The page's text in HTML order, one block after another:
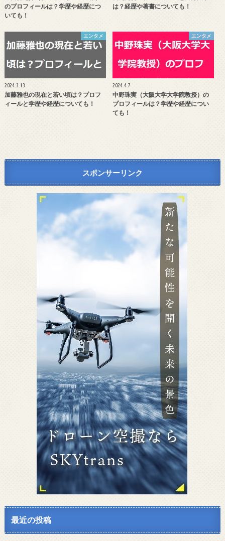
のプロフィールは？学歴や経歴につ
いても！
は？経歴や著書についても！
エンタメ
2024.3.13
加藤雅也の現在と若い頃は？プロフ
ィールと学歴や経歴についても！
エンタメ
2024.4.7
中野珠実（大阪大学大学院教授）の
プロフィールは？学歴や経歴につい
ても！
スポンサーリンク
最近の投稿